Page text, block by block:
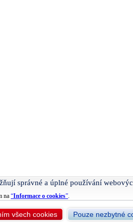
správné a úplné používání
na “Informace o cookies”.
všech cookies Pouze nezbytné